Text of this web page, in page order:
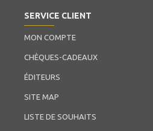
SERVICE CLIENT
MON COMPTE
CHÈQUES-CADEAUX
ÉDITEURS
SITE MAP
LISTE DE SOUHAITS